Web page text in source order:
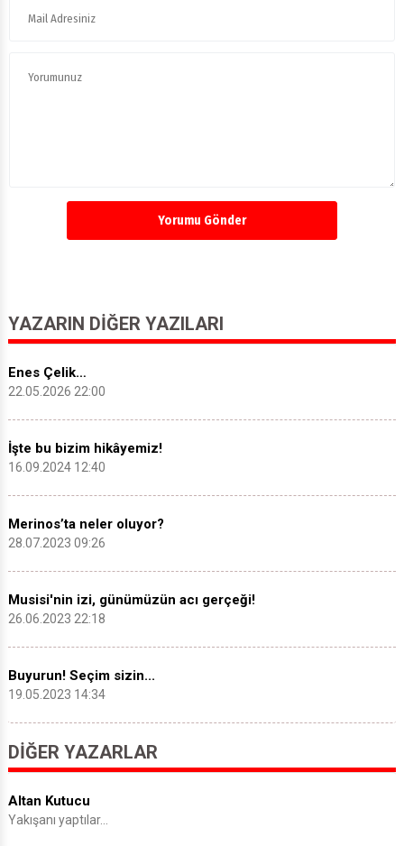
Yorumu Gönder
YAZARIN DIĞER YAZILARI
Enes Çelik…
22.05.2026 22:00
İşte bu bizim hikâyemiz!
16.09.2024 12:40
Merinos’ta neler oluyor?
28.07.2023 09:26
Musisi'nin izi, günümüzün acı gerçeği!
26.06.2023 22:18
Buyurun! Seçim sizin...
19.05.2023 14:34
DIĞER YAZARLAR
Altan Kutucu
Yakışanı yaptılar…